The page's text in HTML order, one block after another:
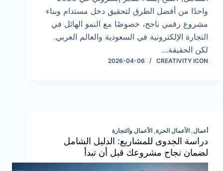
واحدًا من أفضل الطرق لتحقيق دخل مستدام وبناء
مشروع رقمي ناجح، خصوصًا مع النمو الهائل في
التجارة الإلكترونية في السعودية والعالم العربي.
لكن الحقيقة…
CREATIVITY ICON
2026-04-06
أعمال , الأعمال الحرة, الأعمال والتجارة
دراسة الجدوى للمشاريع: الدليل الشامل
لضمان نجاح مشروعك قبل أن تبدأ